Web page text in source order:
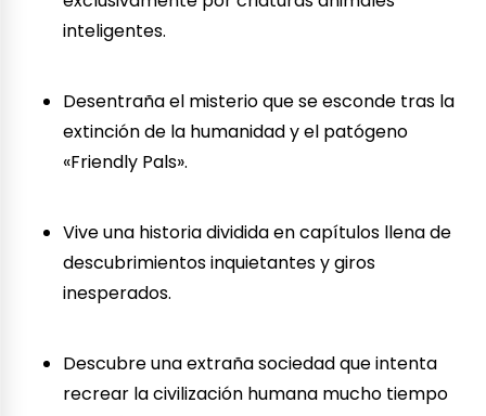
inteligentes.
Desentraña el misterio que se esconde tras la
extinción de la humanidad y el patógeno
«Friendly Pals».
Vive una historia dividida en capítulos llena de
descubrimientos inquietantes y giros
inesperados.
Descubre una extraña sociedad que intenta
recrear la civilización humana mucho tiempo